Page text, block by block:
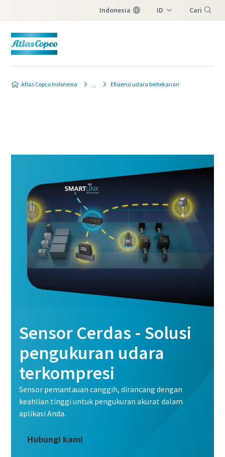
Indonesia ID Cari
Atlas Copco Indonesia Efisiensi udara bertekanan
Sensor Cerdas - Solusi
pengukuran udara
terkompresi
Sensor pemantauan canggih, dirancang dengan
keahlian tinggi untuk pengukuran akurat dalam
aplikasi Anda.
Hubungi kami